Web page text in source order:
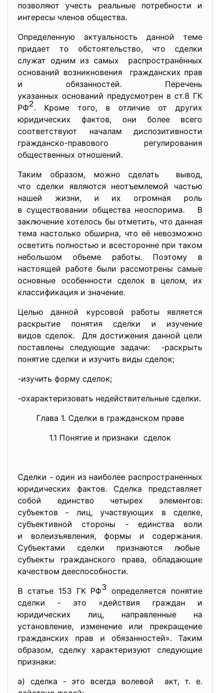
позволяют учесть реальные потребности и
интересы членов общества.
Определенную актуальность данной теме
придает то обстоятельство, что сделки
служат одним из самых распространённых
оснований возникновения гражданских прав
и обязанностей. Перечень
указанных оснований предусмотрен в ст.8 ГК
РФ2. Кроме того, в отличие от других
юридических фактов, они более всего
соответствуют началам диспозитивности
гражданско-правового регулирования
общественных отношений.
Таким образом, можно сделать вывод,
что сделки являются неотъемлемой частью
нашей жизни, и их огромная роль
в существовании общества неоспорима. В
заключение хотелось бы отметить, что данная
тема настолько обширна, что её невозможно
осветить полностью и всесторонне при таком
небольшом объеме работы. Поэтому в
настоящей работе были рассмотрены самые
основные особенности сделок в целом, их
классификация и значение.
Целью данной курсовой работы является
раскрытие понятия сделки и изучение
видов сделок. Для достижения данной цели
поставлены следующие задачи: -раскрыть
понятие сделки и изучить виды сделок;
-изучить форму сделок;
-охарактеризовать недействительные сделки.
Глава 1. Сделки в гражданском праве
1.1 Понятие и признаки сделок
Сделки - один из наиболее распространенных
юридических фактов. Сделка представляет
собой единство четырех элементов:
субъектов - лиц, участвующих в сделке,
субъективной стороны - единства воли
и волеизъявления, формы и содержания.
Субъектами сделки признаются любые
субъекты гражданского права, обладающие
качеством дееспособности.
В статье 153 ГК РФ3 определяется понятие
сделки - это «действия граждан и
юридических лиц, направленные на
установление, изменение или прекращение
гражданских прав и обязанностей». Таким
образом, сделку характеризуют следующие
признаки:
а) сделка - это всегда волевой акт, т. е.